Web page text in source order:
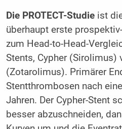
Die PROTECT-Studieist
überhaupt erste
zum Head-to-Head-
Stents, Cypher (Sirolimus)
(Zotarolimus). Primärer
Stentthrombosen nach
Jahren. Der Cypher-Stent
besser abzuschneiden,